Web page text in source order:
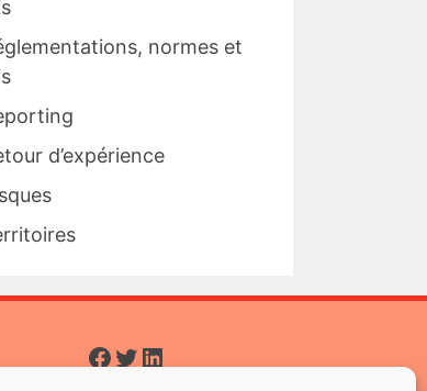
normes et
d’expérience
Facebook
Twitter
LinkedIn